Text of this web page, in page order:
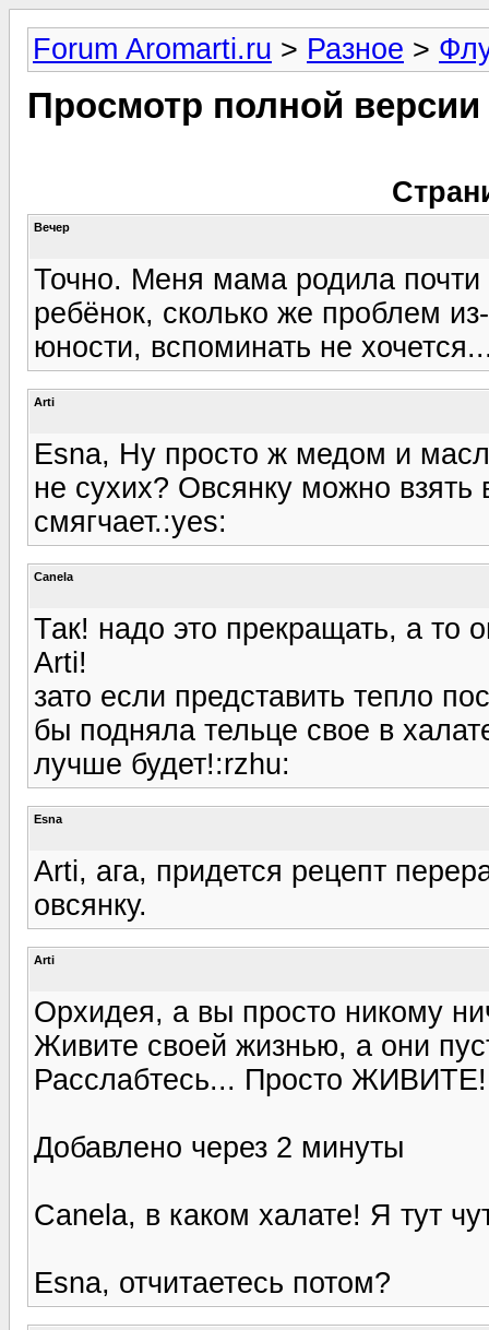
Forum Aromarti.ru > Разное >
Просмотр полной
Вечер
Точно. Меня мама родила
ребёнок, сколько же проблем
юности, вспоминать не
Arti
Esna, Ну просто ж медом и
не сухих? Овсянку можно
смягчает.:yes:
Canela
Так! надо это прекращать, а то
Arti!
зато если представить тепло
бы подняла тельце свое в
лучше будет!:rzhu:
Esna
Arti, ага, придется рецепт
овсянку.
Arti
Орхидея, а вы просто никому
Живите своей жизнью, а они
Расслабтесь... Просто ЖИВИТЕ!
Добавлено через 2 минуты
Canela, в каком халате! Я тут
Esna, отчитаетесь потом?